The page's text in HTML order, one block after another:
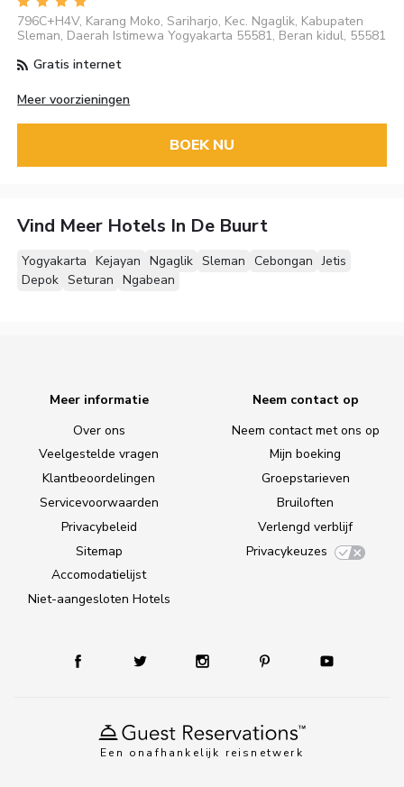
796C+H4V, Karang Moko, Sariharjo, Kec. Ngaglik, Kabupaten
Sleman, Daerah Istimewa Yogyakarta 55581, Beran kidul, 55581
Gratis internet
Meer voorzieningen
BOEK NU
Vind Meer Hotels In De Buurt
Yogyakarta Kejayan Ngaglik Sleman Cebongan Jetis
Depok Seturan Ngabean
Een onafhankelijk reisnetwerk
Meer informatie
Over ons
Veelgestelde vragen
Klantbeoordelingen
Servicevoorwaarden
Privacybeleid
Sitemap
Accomodatielijst
Niet-aangesloten Hotels
Neem contact op
Neem contact met ons op
Mijn boeking
Groepstarieven
Bruiloften
Verlengd verblijf
Privacykeuzes